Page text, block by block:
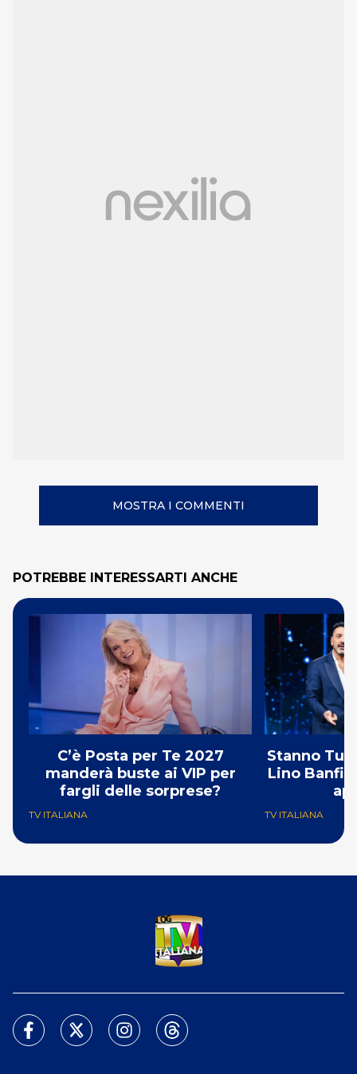
MOSTRA I COMMENTI
POTREBBE INTERESSARTI ANCHE
C’è Posta per Te 2027
manderà buste ai VIP per
fargli delle sorprese?
TV ITALIANA
Stanno
Lino Banfi
TV ITALIANA